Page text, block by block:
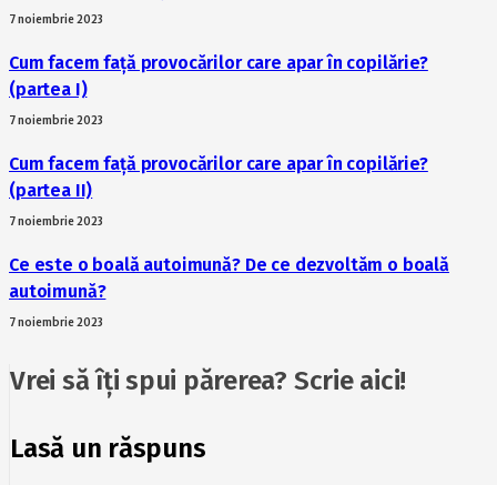
7 noiembrie 2023
Cum facem față provocărilor care apar în copilărie?
(partea I)
7 noiembrie 2023
Cum facem față provocărilor care apar în copilărie?
(partea II)
7 noiembrie 2023
Ce este o boală autoimună? De ce dezvoltăm o boală
autoimună?
7 noiembrie 2023
Vrei să îți spui părerea? Scrie aici!
Lasă un răspuns